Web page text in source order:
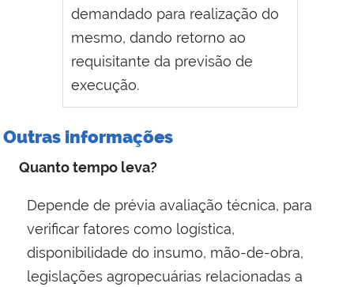
demandado para realização do
mesmo, dando retorno ao
requisitante da previsão de
execução.
Outras informações
Quanto tempo leva?
Depende de prévia avaliação técnica, para
verificar fatores como logística,
disponibilidade do insumo, mão-de-obra,
legislações agropecuárias relacionadas a